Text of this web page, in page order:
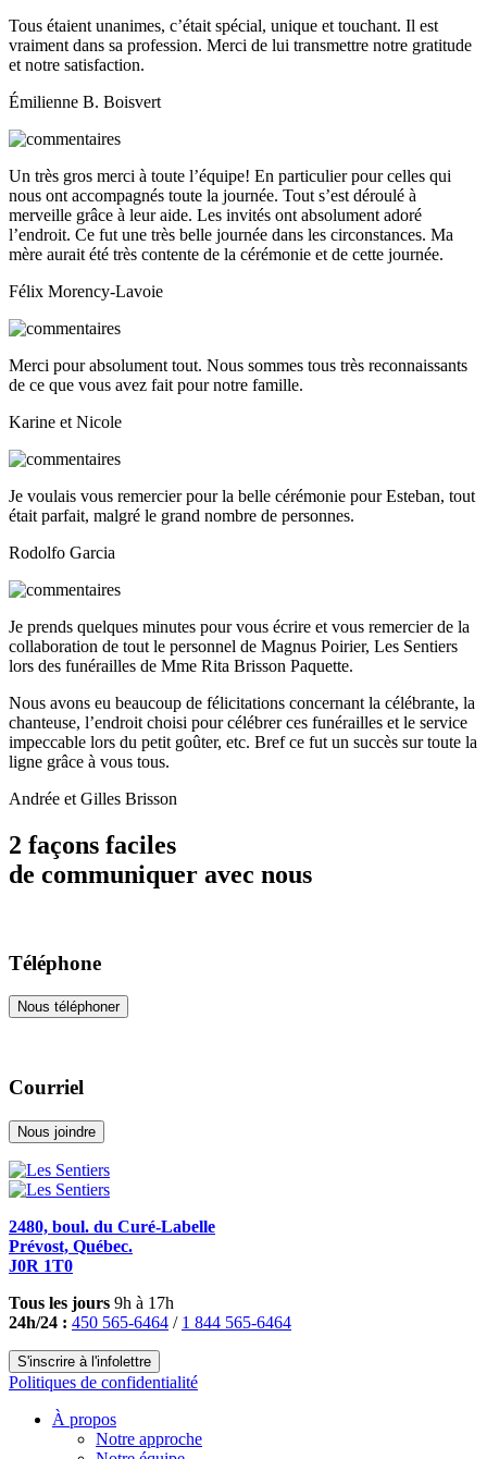
Tous étaient unanimes, c’était spécial, unique et touchant. Il est
vraiment dans sa profession. Merci de lui transmettre notre gratitude
et notre satisfaction.
Émilienne B. Boisvert
Un très gros merci à toute l’équipe! En particulier pour celles qui
nous ont accompagnés toute la journée. Tout s’est déroulé à
merveille grâce à leur aide. Les invités ont absolument adoré
l’endroit. Ce fut une très belle journée dans les circonstances. Ma
mère aurait été très contente de la cérémonie et de cette journée.
Félix Morency-Lavoie
Merci pour absolument tout. Nous sommes tous très reconnaissants
de ce que vous avez fait pour notre famille.
Karine et Nicole
Je voulais vous remercier pour la belle cérémonie pour Esteban, tout
était parfait, malgré le grand nombre de personnes.
Rodolfo Garcia
Je prends quelques minutes pour vous écrire et vous remercier de la
collaboration de tout le personnel de Magnus Poirier, Les Sentiers
lors des funérailles de Mme Rita Brisson Paquette.
Nous avons eu beaucoup de félicitations concernant la célébrante, la
chanteuse, l’endroit choisi pour célébrer ces funérailles et le service
impeccable lors du petit goûter, etc. Bref ce fut un succès sur toute la
ligne grâce à vous tous.
Andrée et Gilles Brisson
2 façons faciles
de communiquer avec nous
Téléphone
Nous téléphoner
Courriel
Nous joindre
2480, boul. du Curé-Labelle
Prévost, Québec.
J0R 1T0
Tous les jours 9h à 17h
24h/24 : 450 565-6464 / 1 844 565-6464
S'inscrire à l'infolettre
Politiques de confidentialité
À propos
Notre approche